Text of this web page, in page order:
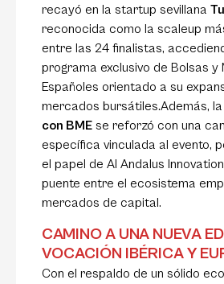
recayó en la startup sevillana
reconocida como la scaleup
entre las 24 finalistas,
programa exclusivo de Bolsas y
Españoles orientado a su
mercados bursátiles.Además, la
con BME se reforzó con una
específica vinculada al evento,
el papel de Al Andalus
puente entre el ecosistema
mercados de capital.
CAMINO A UNA NUEVA
VOCACIÓN IBÉRICA Y
Con el respaldo de un sólido